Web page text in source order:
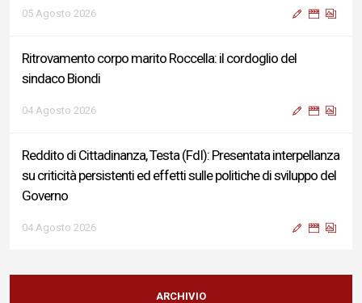
05 Agosto 2026
Ritrovamento corpo marito Roccella: il cordoglio del
sindaco Biondi
04 Agosto 2026
Reddito di Cittadinanza, Testa (FdI): Presentata interpellanza
su criticità persistenti ed effetti sulle politiche di sviluppo del
Governo
04 Agosto 2026
Sigismondi, Liris e Testa: “Profondo cordoglio e vicinanza al
Ministro Roccella e alla sua famiglia”
ARCHIVIO